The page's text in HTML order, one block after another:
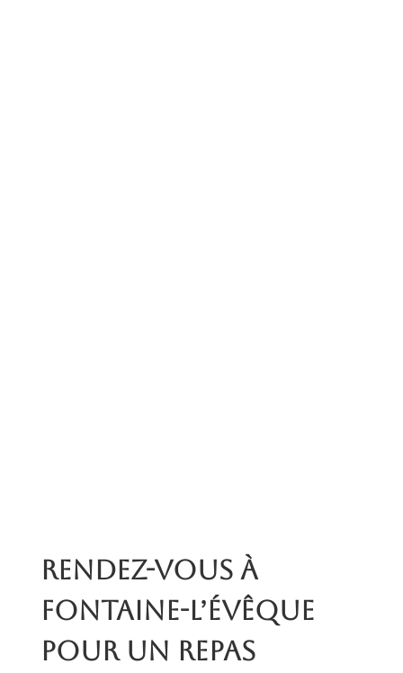
Rendez-vous à
Fontaine-l’Évêque
pour un repas